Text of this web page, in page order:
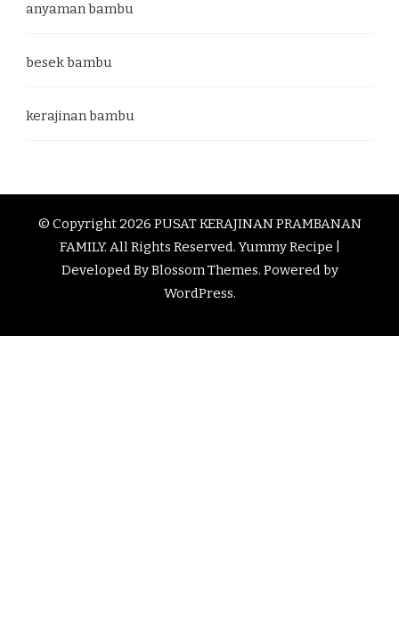
anyaman bambu
besek bambu
kerajinan bambu
© Copyright 2026 PUSAT KERAJINAN PRAMBANAN
FAMILY. All Rights Reserved.Yummy Recipe |
Developed ByBlossom Themes. Powered by
WordPress.